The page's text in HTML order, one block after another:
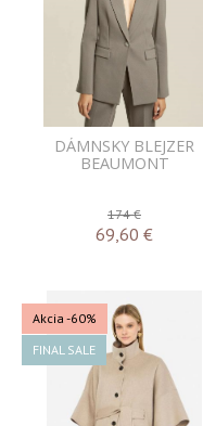
DÁMNSKY BLEJZER
BEAUMONT
174 €
69,60 €
Akcia -60%
FINAL SALE